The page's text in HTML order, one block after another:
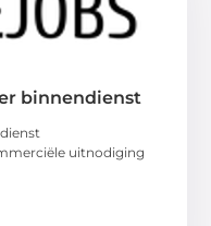
binnendienst
uitnodiging